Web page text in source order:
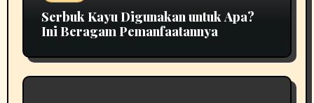
Serbuk Kayu Digunakan untuk Apa?
Ini Beragam Pemanfaatannya